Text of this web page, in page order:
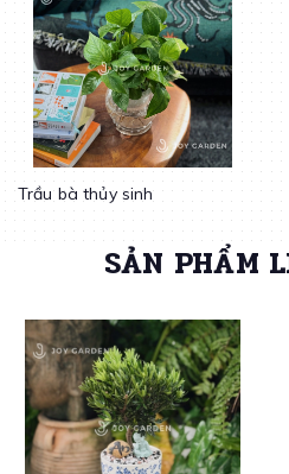
Trầu bà thủy sinh
SẢN PHẨM